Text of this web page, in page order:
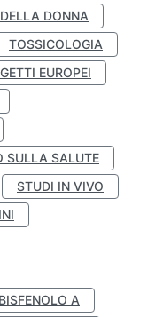
DONNA
TOSSICOLOGIA
EUROPEI
SULLA SALUTE
STUDI IN VIVO
BISFENOLO A